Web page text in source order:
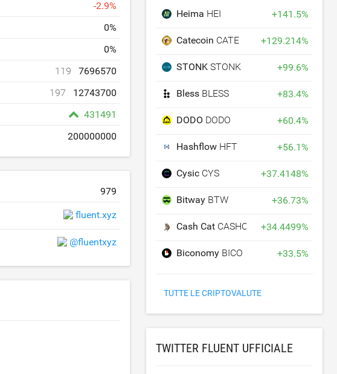
-2.9%
0%
0%
119
7696570
197
12743700
431491
200000000
979
fluent.xyz
@fluentxyz
Heima HEI +141.5%
Catecoin CATE +129.214%
STONKSTONK +99.6%
Bless BLESS +83.4%
DODO DODO +60.4%
Hashflow HFT +56.1%
Cysic CYS +37.4148%
Bitway BTW +36.73%
Cash Cat CASHCAT +34.4499%
Biconomy BICO +33.5%
TUTTE LE CRIPTOVALUTE
TWITTER FLUENT UFFICIALE